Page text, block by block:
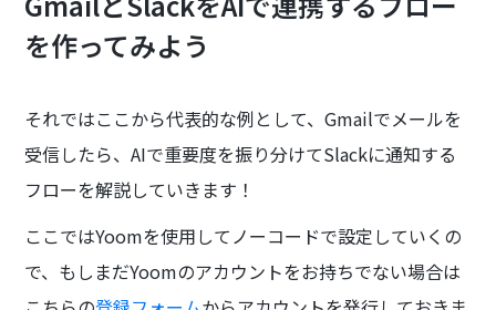
を作ってみよう
それではここから代表的な例として、Gmailでメールを
受信したら、AIで重要度を振り分けてSlackに通知する
フローを解説していきます！
ここではYoomを使用してノーコードで設定していくの
で、もしまだYoomのアカウントをお持ちでない場合は